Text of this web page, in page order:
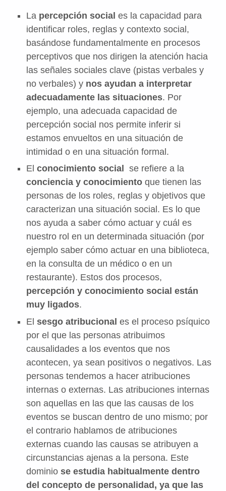
La percepción social es la capacidad para
identificar roles, reglas y contexto social,
basándose fundamentalmente en procesos
perceptivos que nos dirigen la atención hacia
las señales sociales clave (pistas verbales y
no verbales) y nos ayudan a interpretar
adecuadamente las situaciones. Por
ejemplo, una adecuada capacidad de
percepción social nos permite inferir si
estamos envueltos en una situación de
intimidad o en una situación formal.
El conocimiento social
se refiere a la
conciencia y conocimientoque tienen las
personas de los roles, reglas y objetivos que
caracterizan una situación social. Es lo que
nos ayuda a saber cómo actuar y cuál es
nuestro rol en un determinada situación (por
ejemplo saber cómo actuar en una biblioteca,
en la consulta de un médico o en un
restaurante). Estos dos procesos,
percepción y conocimiento social están
muy ligados.
El sesgo atribucional es el proceso psíquico
por el que las personas atribuimos
causalidades a los eventos que nos
acontecen, ya sean positivos o negativos. Las
personas tendemos a hacer atribuciones
internas o externas. Las atribuciones internas
son aquellas en las que las causas de los
eventos se buscan dentro de uno mismo; por
el contrario hablamos de atribuciones
externas cuando las causas se atribuyen a
circunstancias ajenas a la persona. Este
dominio se estudia habitualmente dentro
del concepto de personalidad, ya que las